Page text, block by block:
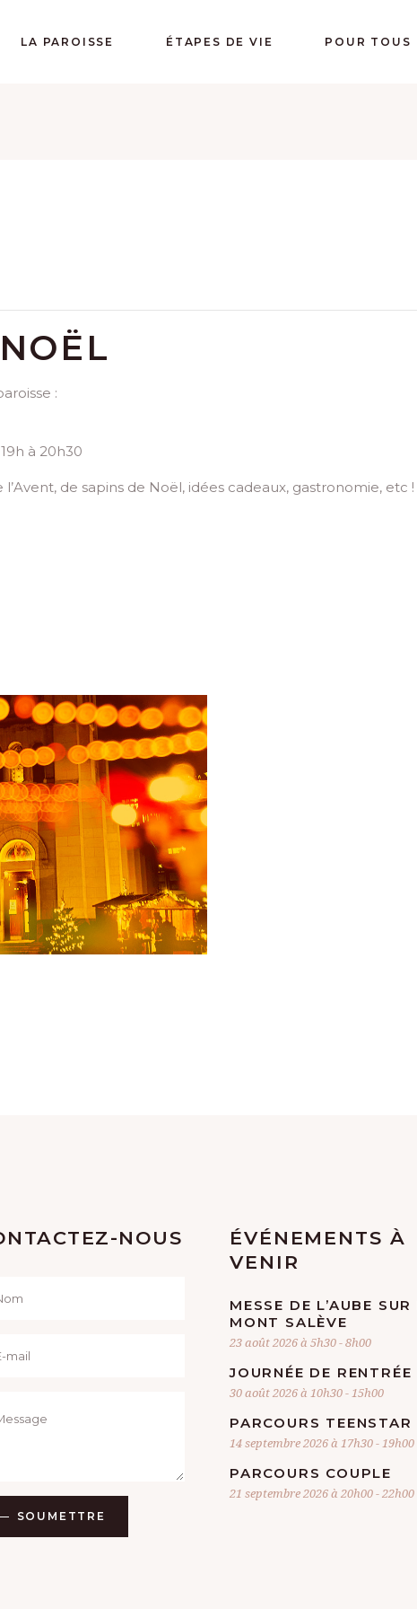
LA PAROISSE ÉTAPES DE VIE POUR TOUS
:
à 20h30
de sapins de Noël, idées cadeaux, gastronomie, etc
NOUS
SOUMETTRE
ÉVÉNEMENTS À
VENIR
MESSE DE L’AUBE SUR
MONT SALÈVE
23 août 2026 à 5h30-8h00
JOURNÉE DE RENTRÉE
30 août 2026 à 10h30-15h00
PARCOURS TEENSTAR
14 septembre 2026 à 17h30-19h00
PARCOURS COUPLE
21 septembre 2026 à 20h00-22h00